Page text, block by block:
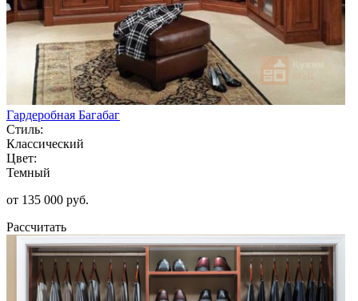
Гардеробная Багабаг
Стиль:
Классический
Цвет:
Темный
от 135 000 руб.
Рассчитать